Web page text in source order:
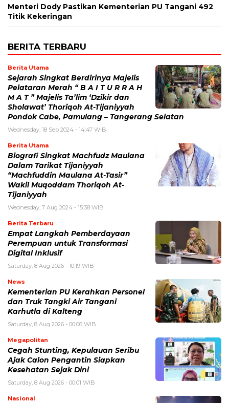
Menteri Dody Pastikan Kementerian PU Tangani 492
Titik Kekeringan
BERITA TERBARU
Berita Utama
Sejarah Singkat Berdirinya Majelis
Pelataran Merah “ B A I T U R R A H
M A T ” Majelis Ta’lim ‘Dzikir dan
Sholawat’ Thoriqoh At-Tijaniyyah
Pondok Cabe, Pamulang – Tangerang Selatan
Wednesday, 18 Sep 2024 - 14:47 WIB
Berita Utama
Biografi Singkat Machfudz Maulana
Dalam Tarikat Tijaniyyah
“Machfuddin Maulana At-Tasir”
Wakil Muqoddam Thoriqoh At-
Tijaniyyah
Wednesday, 7 Aug 2024 - 15:38 WIB
Berita Terbaru
Empat Langkah Pemberdayaan
Perempuan untuk Transformasi
Digital Inklusif
Saturday, 8 Aug 2026 - 10:19 WIB
News
Kementerian PU Kerahkan Personel
dan Truk Tangki Air Tangani
Karhutla di Kalteng
Saturday, 8 Aug 2026 - 00:06 WIB
Megapolitan
Cegah Stunting, Kepulauan Seribu
Ajak Calon Pengantin Siapkan
Kesehatan Sejak Dini
Saturday, 8 Aug 2026 - 00:01 WIB
Nasional